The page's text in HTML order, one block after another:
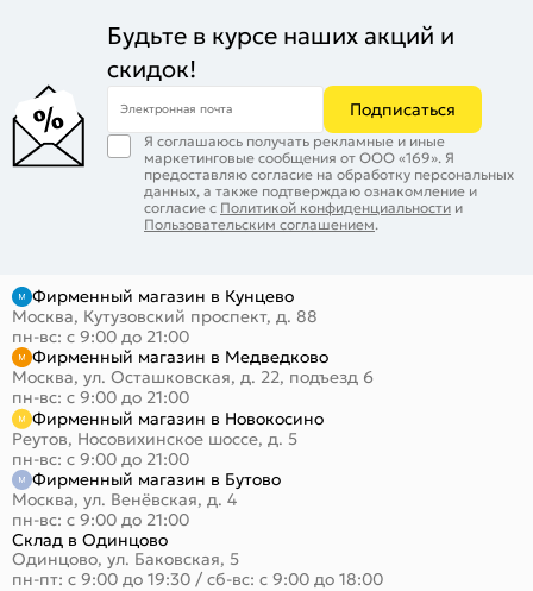
Будьте в курсе наших акций и
скидок!
Электронная почта Подписаться
Я соглашаюсь получать рекламные и иные
маркетинговые сообщения от ООО «169». Я
предоставляю согласие на обработку персональных
данных, а также подтверждаю ознакомление и
согласие с Политикой конфиденциальности и
Пользовательским соглашением.
Фирменный магазин в Кунцево
Москва, Кутузовский проспект, д. 88
пн-вс: с 9:00 до 21:00
Фирменный магазин в Медведково
Москва, ул. Осташковская, д. 22, подъезд 6
пн-вс: с 9:00 до 21:00
Фирменный магазин в Новокосино
Реутов, Носовихинское шоссе, д. 5
пн-вс: с 9:00 до 21:00
Фирменный магазин в Бутово
Москва, ул. Венёвская, д. 4
пн-вс: с 9:00 до 21:00
Склад в Одинцово
Одинцово, ул. Баковская, 5
пн-пт: с 9:00 до 19:30 / сб-вс: с 9:00 до 18:00